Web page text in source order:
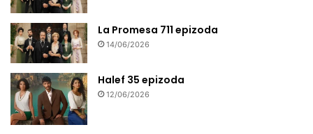
La Promesa 711 epizoda
14/06/2026
Halef 35 epizoda
12/06/2026